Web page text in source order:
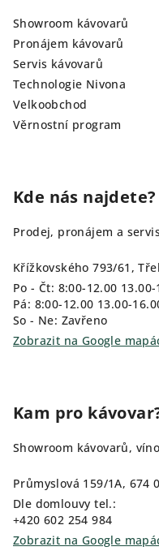
Showroom kávovarů
Pronájem kávovarů
Servis kávovarů
Technologie Nivona
Velkoobchod
Věrnostní program
Kde nás najdete?
Prodej, pronájem a
Křížkovského 793/61,
Po - Čt: 8:00-12.00 13.00-
Pá: 8:00-12.00 13.00-
So - Ne: Zavřeno
Zobrazit na Google
Kam pro
Showroom kávovarů,
Průmyslová 159/1A, 674
Dle domlouvy tel.:
+420 602 254 984
Zobrazit na Google